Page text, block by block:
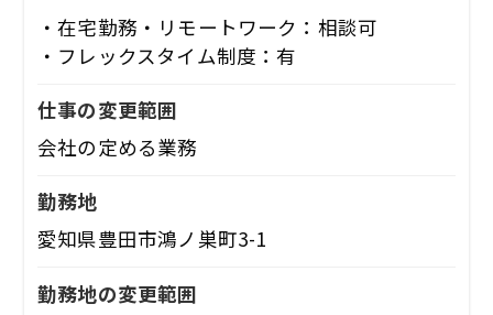
・在宅勤務・リモートワーク：相談可
・フレックスタイム制度：有
仕事の変更範囲
会社の定める業務
勤務地
愛知県豊田市鴻ノ巣町3-1
勤務地の変更範囲